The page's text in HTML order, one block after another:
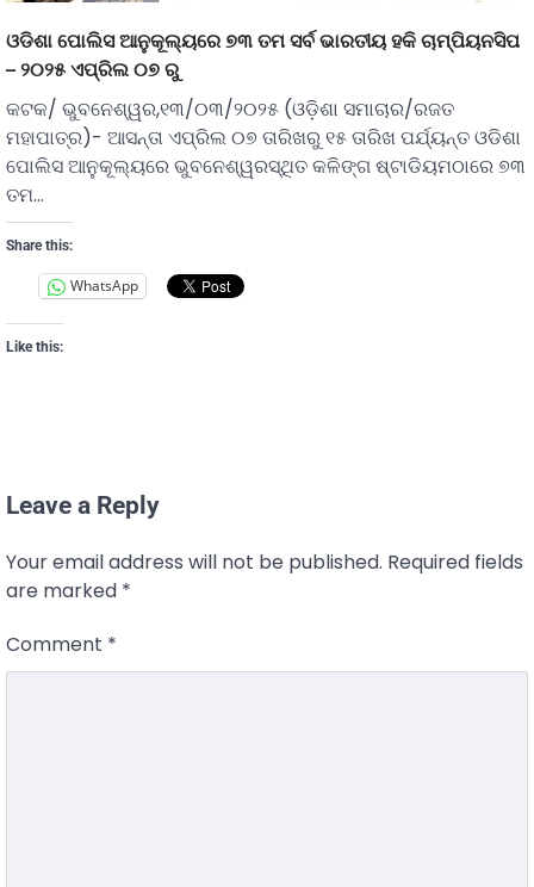
ଓଡିଶା ପୋଲିସ ଆନୁକୂଲ୍ୟରେ ୭୩ ତମ ସର୍ବ ଭାରତୀୟ ହକି ଚାମ୍ପିୟନସିପ
– ୨୦୨୫ ଏପ୍ରିଲ ୦୭ ରୁ
କଟକ/ ଭୁବନେଶ୍ୱର,୧୩/୦୩/୨୦୨୫ (ଓଡ଼ିଶା ସମାଚାର/ରଜତ
ମହାପାତ୍ର)- ଆସନ୍ତା ଏପ୍ରିଲ ୦୭ ତାରିଖରୁ ୧୫ ତାରିଖ ପର୍ଯ୍ୟନ୍ତ ଓଡିଶା
ପୋଲିସ ଆନୁକୂଲ୍ୟରେ ଭୁବନେଶ୍ୱରସ୍ଥିତ କଳିଙ୍ଗ ଷ୍ଟାଡିୟମଠାରେ ୭୩
ତମ…
Share this:
WhatsApp
Like this:
Leave a Reply
Your email address will not be published. Required fields
are marked *
Comment *